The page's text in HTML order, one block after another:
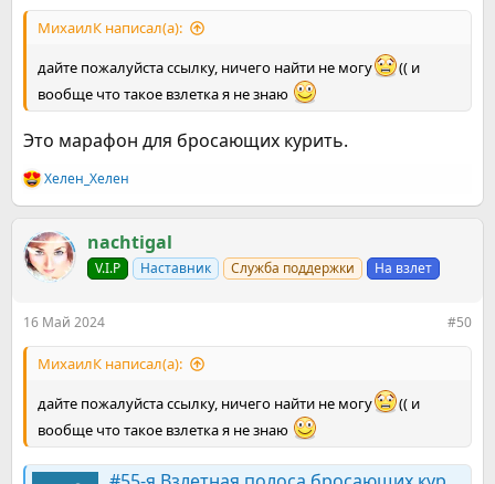
МихаилК написал(а):
дайте пожалуйста ссылку, ничего найти не могу
(( и
вообще что такое взлетка я не знаю
Это марафон для бросающих курить.
Р
е
к
ц
и
Хелен_Хелен
nachtigal
V.I.P Наставник Служба поддержки На взлет
16 Май 2024 #50
МихаилК написал(а):
дайте пожалуйста ссылку, ничего найти не могу
(( и
вообще что такое взлетка я не знаю